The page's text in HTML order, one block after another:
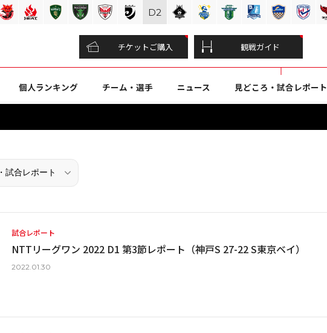
チケットご購入 観戦ガイド
個人ランキング チーム・選手 ニュース 見どころ・試合レポート
試合レポート
NTTリーグワン 2022 D1 第3節レポート（神戸S 27-22 S東京ベイ）
2022.01.30
D2